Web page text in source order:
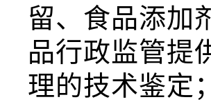
留、食品添加
品行政监管提
理的技术鉴定